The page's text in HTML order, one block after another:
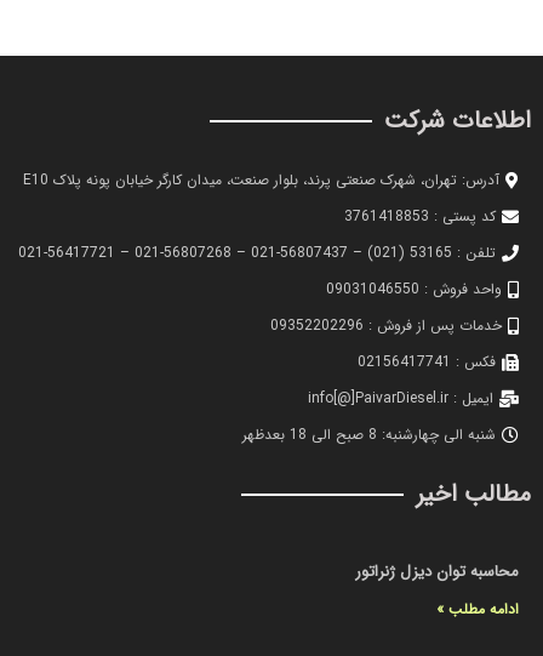
اطلاعات شرکت
آدرس: تهران، شهرک صنعتی پرند، بلوار صنعت، میدان کارگر خیابان پونه پلاک E10
کد پستی : 3761418853
تلفن : 53165 (021) – 56807437-021 – 56807268-021 – 56417721-021
واحد فروش : 09031046550
خدمات پس از فروش : 09352202296
فکس : 02156417741
ایمیل : info[@]PaivarDiesel.ir
شنبه الی چهارشنبه: 8 صبح الی 18 بعدظهر
مطالب اخیر
محاسبه توان دیزل ژنراتور
ادامه مطلب »